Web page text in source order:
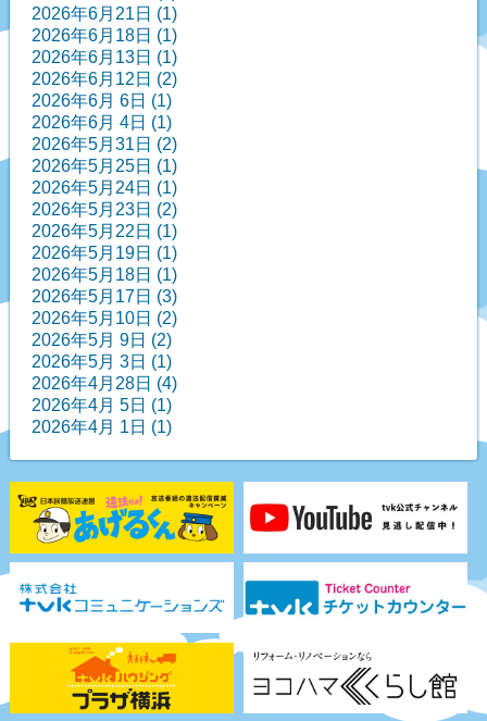
2026年6月21日 (1)
2026年6月18日 (1)
2026年6月13日 (1)
2026年6月12日 (2)
2026年6月 6日 (1)
2026年6月 4日 (1)
2026年5月31日 (2)
2026年5月25日 (1)
2026年5月24日 (1)
2026年5月23日 (2)
2026年5月22日 (1)
2026年5月19日 (1)
2026年5月18日 (1)
2026年5月17日 (3)
2026年5月10日 (2)
2026年5月 9日 (2)
2026年5月 3日 (1)
2026年4月28日 (4)
2026年4月 5日 (1)
2026年4月 1日 (1)